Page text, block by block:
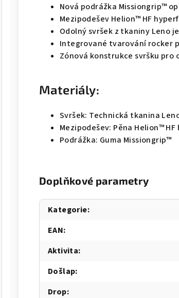
Nová podrážka Missiongrip™
Mezipodešev Helion™ HF
Odolný svršek z tkaniny Leno
Integrované tvarování rocker
Zónová konstrukce svršku pro
Materiály:
Svršek: Technická tkanina
Mezipodešev: Pěna Helion™
Podrážka: Guma Missiongrip™
Doplňkové parametry
Kategorie:
EAN:
Aktivita:
Došlap:
Drop: